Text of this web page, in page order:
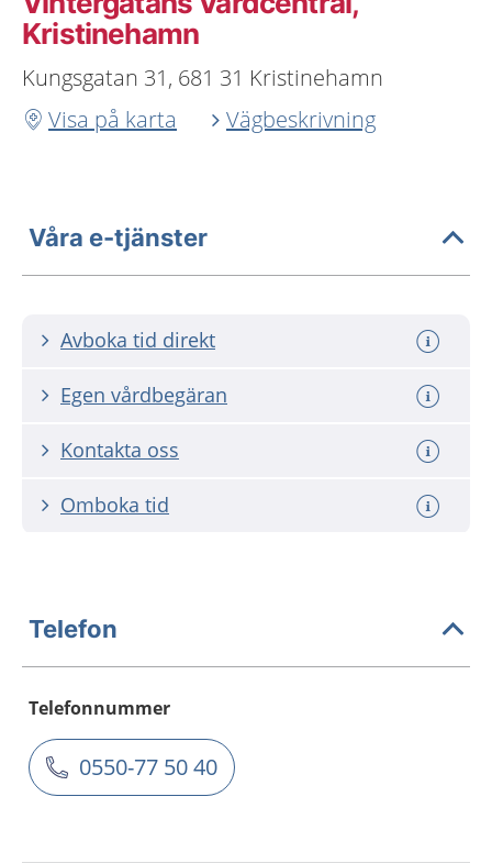
Kristinehamn
Kungsgatan 31, 681 31 Kristinehamn
Visa på karta
Vägbeskrivning
Våra e-tjänster
Avboka tid direkt
Egen vårdbegäran
Kontakta oss
Omboka tid
Telefon
Telefonnummer
0550-77 50 40